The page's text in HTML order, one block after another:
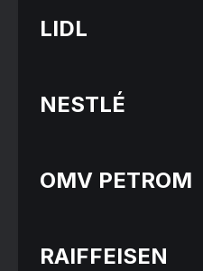
LIDL
NESTLÉ
OMV PETROM
RAIFFEISEN